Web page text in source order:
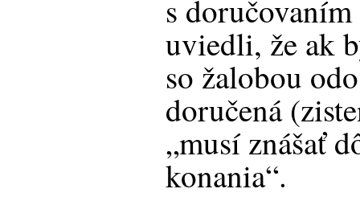
s
uviedli, že ak
so žalobou
doručená
„musí znášať
konania“.